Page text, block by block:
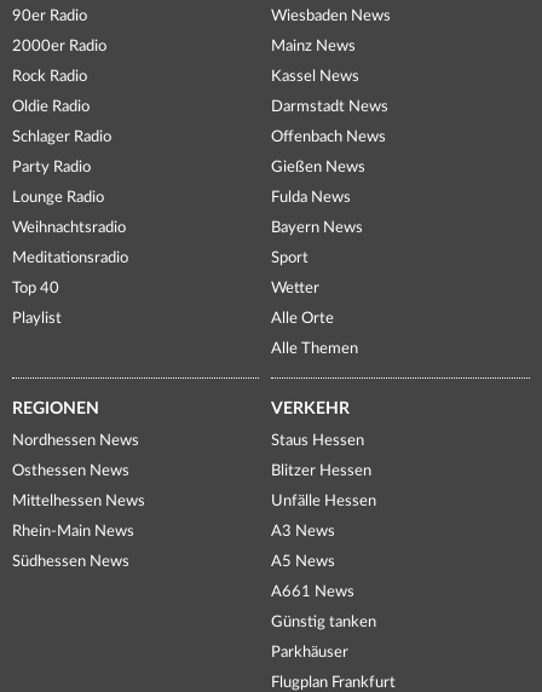
90er Radio
2000er Radio
Rock Radio
Oldie Radio
Schlager Radio
Party Radio
Lounge Radio
Weihnachtsradio
Meditationsradio
Top 40
Playlist
Wiesbaden News
Mainz News
Kassel News
Darmstadt News
Offenbach News
Gießen News
Fulda News
Bayern News
Sport
Wetter
Alle Orte
Alle Themen
REGIONEN
Nordhessen News
Osthessen News
Mittelhessen News
Rhein-Main News
Südhessen News
VERKEHR
Staus Hessen
Blitzer Hessen
Unfälle Hessen
A3 News
A5 News
A661 News
Günstig tanken
Parkhäuser
Flugplan Frankfurt